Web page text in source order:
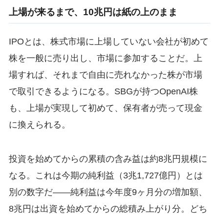
上場が来るまで、10兆円は紙の上のまま
IPOとは、株式市場に上場していない会社が初めて
株を一般に売り出し、市場に参加することだ。上
場すれば、それまで自由に売れなかった株が市場
で取引できるようになる。SBGが持つOpenAI株
も、上場が実現して初めて、保有者が売って現金
に換えられる。
投資を始めてからの累積の含み益は約8兆円規模に
なる。これは今期の純利益（3兆1,727億円）とは
別の数字だ——純利益は今年度9ヶ月分の増加額、
8兆円は出資を始めてからの総積み上がり分。どち